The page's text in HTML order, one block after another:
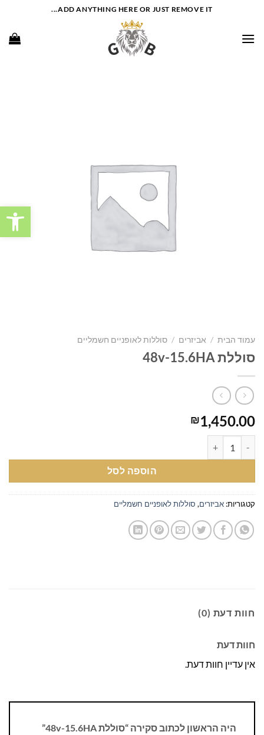
content
ADD ANYTHING HERE OR JUST REMOVE IT...
עמוד הבית / אביזרים / סוללות לאופניים חשמליים
סוללת 48v-15.6HA
₪1,450.00
הוספה לסל
קטגוריות: אביזרים, סוללות לאופניים חשמליים
חוות דעת (0)
חוות דעת
אין עדיין חוות דעת.
היה הראשון לכתוב סקירה “סוללת 48v-15.6HA”